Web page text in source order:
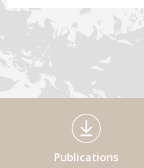
Médiathèque Footer
Publications